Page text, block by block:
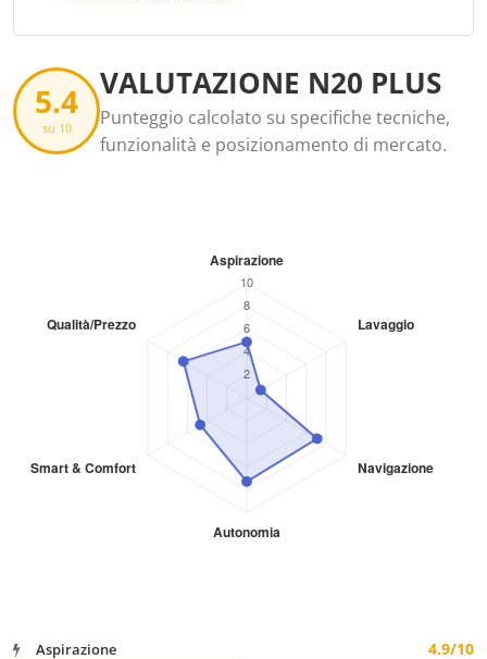
5.4
su 10
VALUTAZIONE N20 PLUS
Punteggio calcolato su specifiche tecniche,
funzionalità e posizionamento di mercato.
Aspirazione 4.9/10